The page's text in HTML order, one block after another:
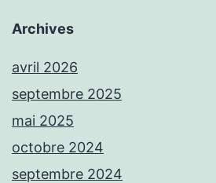
Archives
avril 2026
septembre 2025
mai 2025
octobre 2024
septembre 2024